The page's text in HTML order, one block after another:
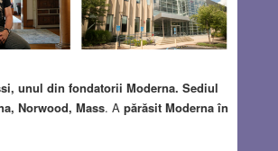
unul din fondatorii Moderna. Sediul
Norwood, Mass. A părăsit Moderna în